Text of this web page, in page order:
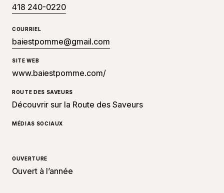
418 240-0220
COURRIEL
baiestpomme@gmail.com
SITE WEB
www.baiestpomme.com/
ROUTE DES SAVEURS
Découvrir sur la Route des Saveurs
MÉDIAS SOCIAUX
OUVERTURE
Ouvert à l’année